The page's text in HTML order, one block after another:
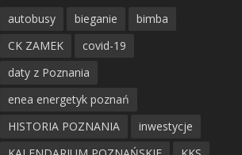
autobusy bieganie
bimba
CK ZAMEK
covid-19
daty z Poznania
enea energetyk poznań
HISTORIA POZNANIA
inwestycje